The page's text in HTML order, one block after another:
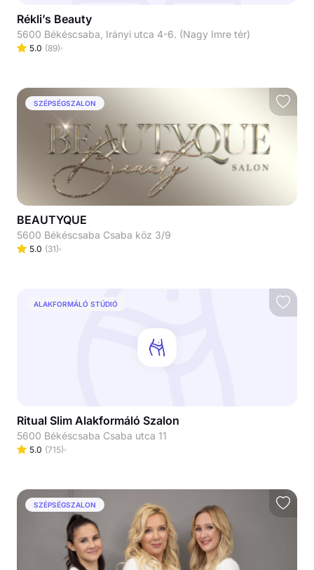
Rékli’s Beauty
5600 Békéscsaba, Irányi utca 4-6. (Nagy Imre tér)
5.0 (89)
SZÉPSÉGSZALON
BEAUTYQUE
5600 Békéscsaba Csaba köz 3/9
5.0 (31)
ALAKFORMÁLÓ STÚDIÓ
Ritual Slim Alakformáló Szalon
5600 Békéscsaba Csaba utca 11
5.0 (715)
SZÉPSÉGSZALON